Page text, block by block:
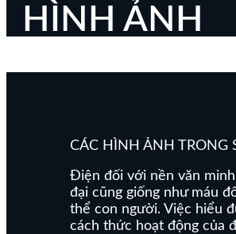
HÌNH ẢNH
CÁC HÌNH ẢNH TRONG
Điện đối với nền văn
đại cũng giống như máu
thể con người. Việc hiểu
cách thức hoạt động của